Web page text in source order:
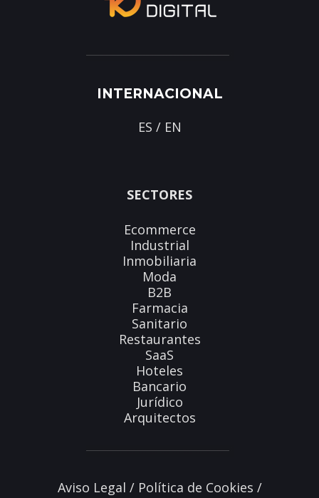
INTERNACIONAL
ES / EN
SECTORES
Ecommerce
Industrial
Inmobiliaria
Moda
B2B
Farmacia
Sanitario
Restaurantes
SaaS
Hoteles
Bancario
Jurídico
Arquitectos
Aviso Legal / Política de Cookies /